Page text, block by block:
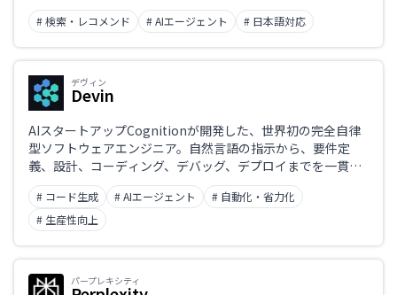
# 検索・レコメンド # AIエージェント # 日本語対応
デヴィン
Devin
AIスタートアップCognitionが開発した、世界初の完全自律
型ソフトウェアエンジニア。自然言語の指示から、要件定
義、設計、コーディング、デバッグ、デプロイまでを一貫し
て自動化。独自のシェル、エディタ、ブラウザを備え、リア
ルタイムでバグを検出・修正し、プロジェクト全体を自律的
に管理する。SWE-benchベンチマークでは、従来のAIを大き
く上回る実践的な問題解決能力を示し、ソフトウェア開発の
新たな可能性を切り拓く。
# コード生成 # AIエージェント
# 自動化・省力化
# 生産性向上
パープレキシティ